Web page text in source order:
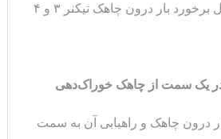
در یک سمت از چاهک خوراک‌دهی
درون چاهک و راهیابی آن به سمت